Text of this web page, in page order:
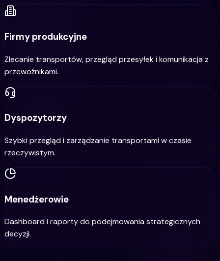
Firmy produkcyjne
Zlecanie transportów, przegląd przesyłek i komunikacja z
przewoźnikami.
Dyspozytorzy
Szybki przegląd i zarządzanie transportami w czasie
rzeczywistym.
Menedżerowie
Dashboard i raporty do podejmowania strategicznych
decyzji.